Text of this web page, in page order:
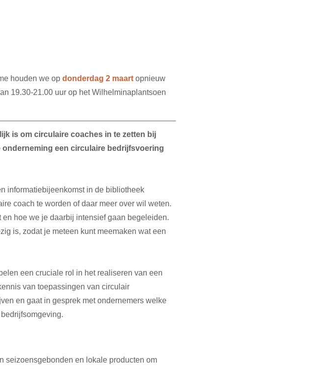
houden we op donderdag 2 maart opnieuw
19.30-21.00 uur op het Wilhelminaplantsoen
is om circulaire coaches in te zetten bij
onderneming een circulaire bedrijfsvoering
informatiebijeenkomst in de bibliotheek
coach te worden of daar meer over wil weten.
hoe we je daarbij intensief gaan begeleiden.
is, zodat je meteen kunt meemaken wat een
een cruciale rol in het realiseren van een
van toepassingen van circulair
en gaat in gesprek met ondernemers welke
seizoensgebonden en lokale producten om